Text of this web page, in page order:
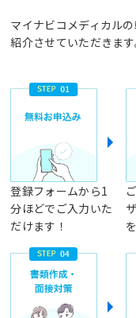
マイナビコメディカル
紹介させていただきます
登録フォームから1
分ほどでご入力いた
だけます！